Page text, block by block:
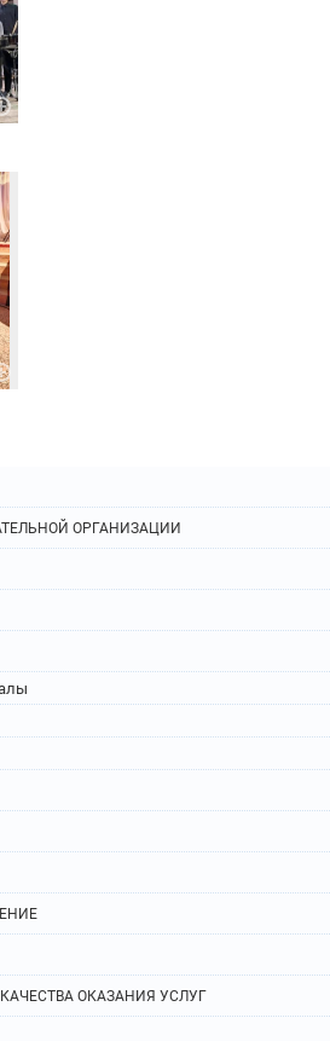
ОРГАНИЗАЦИИ
ОКАЗАНИЯ УСЛУГ